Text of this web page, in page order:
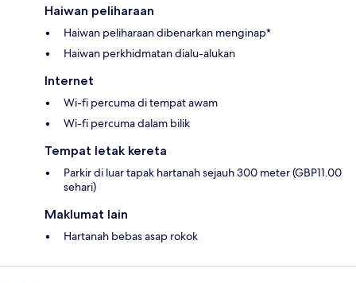
Haiwan peliharaan
Haiwan peliharaan dibenarkan menginap*
Haiwan perkhidmatan dialu-alukan
Internet
Wi-fi percuma di tempat awam
Wi-fi percuma dalam bilik
Tempat letak kereta
Parkir di luar tapak hartanah sejauh 300 meter (GBP11.00
sehari)
Maklumat lain
Hartanah bebas asap rokok